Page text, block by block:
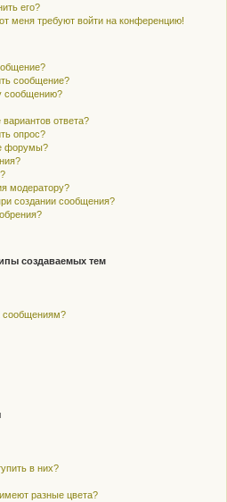
его?
меня требуют войти на конференцию!
сообщение?
сообщению?
ответа?
опрос?
форумы?
модератору?
создании сообщения?
создаваемых тем
сообщениям?
в них?
разные цвета?